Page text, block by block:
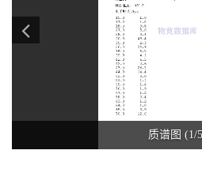
质谱图 (1/